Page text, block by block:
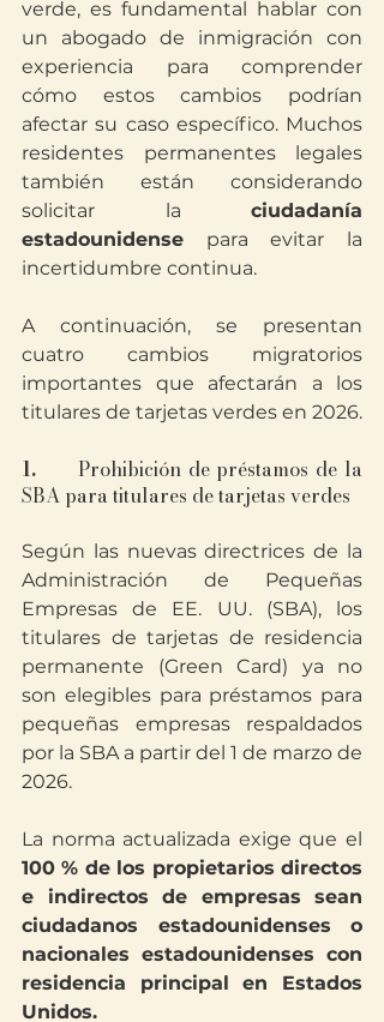
verde, es fundamental hablar con
un abogado de inmigración con
experiencia para comprender
cómo estos cambios podrían
afectar su caso específico. Muchos
residentes permanentes legales
también están considerando
solicitar la ciudadanía
estadounidense para evitar la
incertidumbre continua.
A continuación, se presentan
cuatro cambios migratorios
importantes que afectarán a los
titulares de tarjetas verdes en 2026.
1.
Prohibición de préstamos de la
SBA para titulares de tarjetas verdes
Según las nuevas directrices de la
Administración de Pequeñas
Empresas de EE. UU. (SBA), los
titulares de tarjetas de residencia
permanente (Green Card) ya no
son elegibles para préstamos para
pequeñas empresas respaldados
por la SBA a partir del 1 de marzo de
2026.
100 % de los propietarios directos
e indirectos de empresas sean
ciudadanos estadounidenses o
nacionales estadounidenses con
residencia principal en Estados
Unidos.